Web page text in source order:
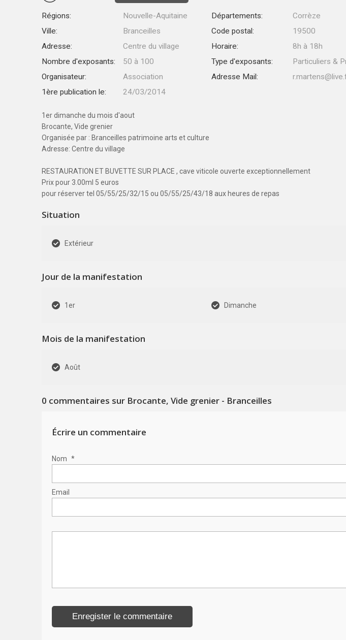
Régions: Nouvelle-Aquitaine Départements:
Corrèze
Ville:
Branceilles Code postal:
19500
Adresse:
Centre du village Horaire:
8h à 18h
Nombre d'exposants:
50 à 100 Type d'exposants:
Particuliers &
Organisateur:
Association Adresse Mail:
1ère publication le:
24/03/2014
1er dimanche du mois d'aout
Brocante, Vide grenier
Organisée par : Branceilles patrimoine arts et culture
Adresse: Centre du village
RESTAURATION ET BUVETTE SUR PLACE , cave viticole ouverte exceptionnellement
Prix pour 3.00ml 5 euros
pour réserver tel 05/55/25/32/15 ou 05/55/25/43/18 aux heures de repas
Situation
Extérieur
Jour de la manifestation
1er Dimanche
Mois de la manifestation
Août
0 commentaires sur Brocante, Vide grenier - Branceilles
Écrire un commentaire
Nom *
Email